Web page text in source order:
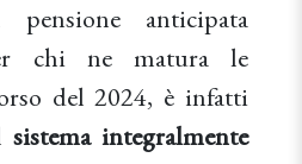
pensione anticipata
chi ne matura le
del 2024, è infatti
sistema integralmente